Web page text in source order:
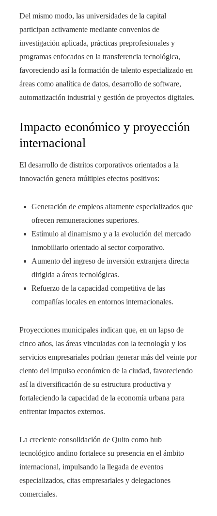
Del mismo modo, las universidades de la capital
participan activamente mediante convenios de
investigación aplicada, prácticas preprofesionales y
programas enfocados en la transferencia tecnológica,
favoreciendo así la formación de talento especializado en
áreas como analítica de datos, desarrollo de software,
automatización industrial y gestión de proyectos digitales.
Impacto económico y proyección
internacional
El desarrollo de distritos corporativos orientados a la
innovación genera múltiples efectos positivos:
Generación de empleos altamente especializados que
ofrecen remuneraciones superiores.
Estímulo al dinamismo y a la evolución del mercado
inmobiliario orientado al sector corporativo.
Aumento del ingreso de inversión extranjera directa
dirigida a áreas tecnológicas.
Refuerzo de la capacidad competitiva de las
compañías locales en entornos internacionales.
Proyecciones municipales indican que, en un lapso de
cinco años, las áreas vinculadas con la tecnología y los
servicios empresariales podrían generar más del veinte por
ciento del impulso económico de la ciudad, favoreciendo
así la diversificación de su estructura productiva y
fortaleciendo la capacidad de la economía urbana para
enfrentar impactos externos.
La creciente consolidación de Quito como hub
tecnológico andino fortalece su presencia en el ámbito
internacional, impulsando la llegada de eventos
especializados, citas empresariales y delegaciones
comerciales.